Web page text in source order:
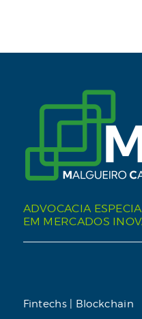
ADVOCACIA
EM MERCADOS
Fintechs | Blockchain